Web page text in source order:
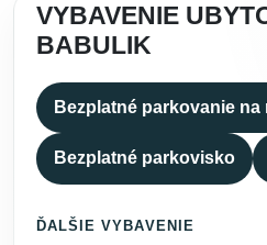
VYBAVENIE
BABULIK
Bezplatné parkovanie na
Bezplatné parkovisko
ĎALŠIE VYBAVENIE